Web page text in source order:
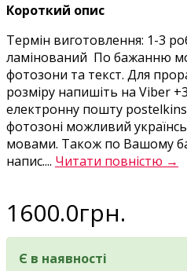
Короткий опис
Термін виготовлення: 1-3
ламінований По бажанню
фотозони та текст. Для
розміру напишіть на Viber
електронну пошту
фотозоні можливий
мовами. Також по Вашому
напис.... Читати повністю →
1600.0грн.
Є в наявності